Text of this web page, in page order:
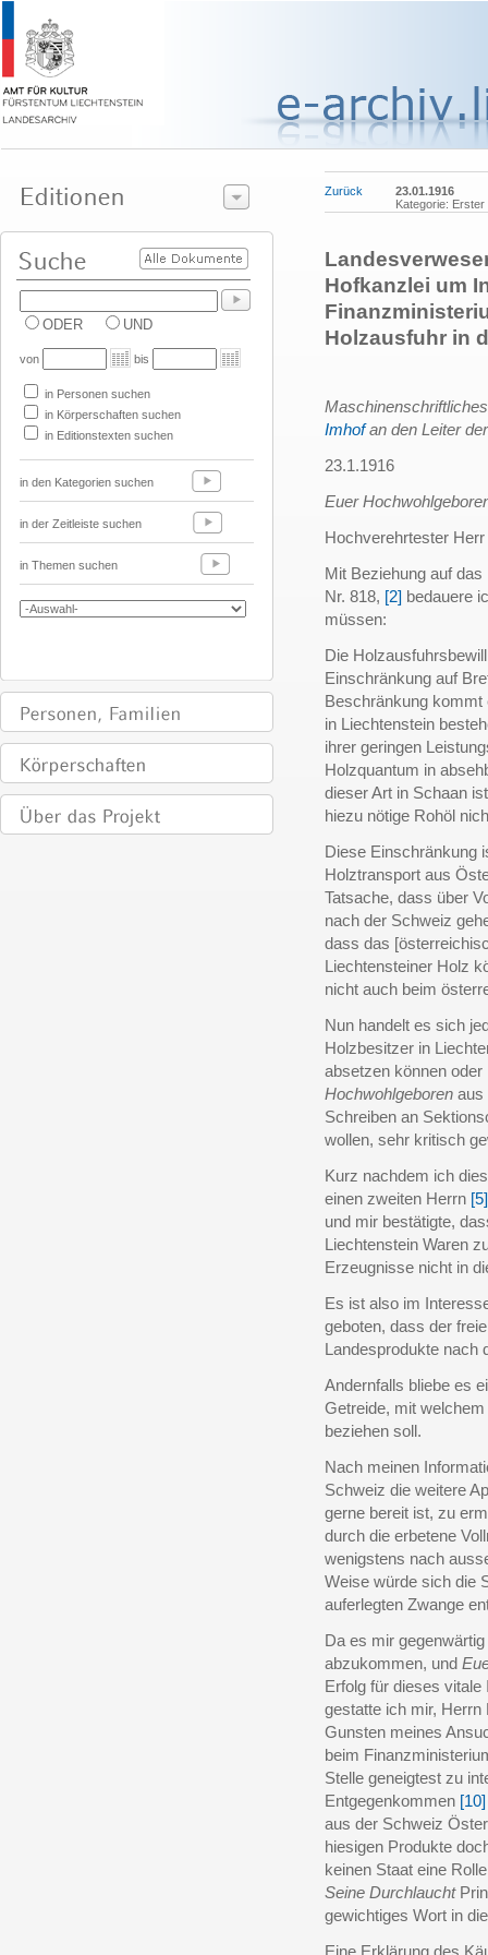
ODER UND
von bis
in Personen suchen
in Körperschaften suchen
in Editionstexten suchen
in den Kategorien suchen
in der Zeitleiste suchen
in Themen suchen
Zurück
23.01.1916
Kategorie: Erster
Hofkanzlei um
Holzausfuhr in
Imhofan den Leiter
23.1.1916
Euer
Hochverehrtester
Mit Beziehung auf
Nr. 818, [2] bedauere
müssen:
Die
Einschränkung auf
Beschränkung kommt
in Liechtenstein
ihrer geringen
Holzquantum in
dieser Art in Schaan
hiezu nötige Rohöl
Diese Einschränkung
Holztransport aus
Tatsache, dass über
nach der Schweiz
dass das
Liechtensteiner Holz
nicht auch beim
Nun handelt es sich
Holzbesitzer in
absetzen können
Hochwohlgeboren aus
Schreiben an
wollen, sehr kritisch
Kurz nachdem ich
einen zweiten Herrn [5]
und mir bestätigte,
Liechtenstein Waren
Erzeugnisse nicht in
Es ist also im
geboten, dass der
Landesprodukte nach
Andernfalls bliebe es
Getreide, mit
beziehen soll.
Nach meinen
Schweiz die weitere
gerne bereit ist, zu
durch die erbetene
wenigstens nach
Weise würde sich die
auferlegten Zwange
Da es mir
abzukommen, und
Erfolg für dieses
gestatte ich mir, Herrn
Gunsten meines
beim
Stelle geneigtest zu
Entgegenkommen [10]
aus der Schweiz
hiesigen Produkte
keinen Staat eine
Seine Durchlaucht
gewichtiges Wort in
Eine Erklärung des